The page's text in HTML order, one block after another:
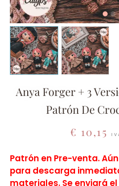
Anya Forger + 3
Patrón De
€ 10,15
Patrón en Pre-venta.
para descarga
materiales. Se enviará